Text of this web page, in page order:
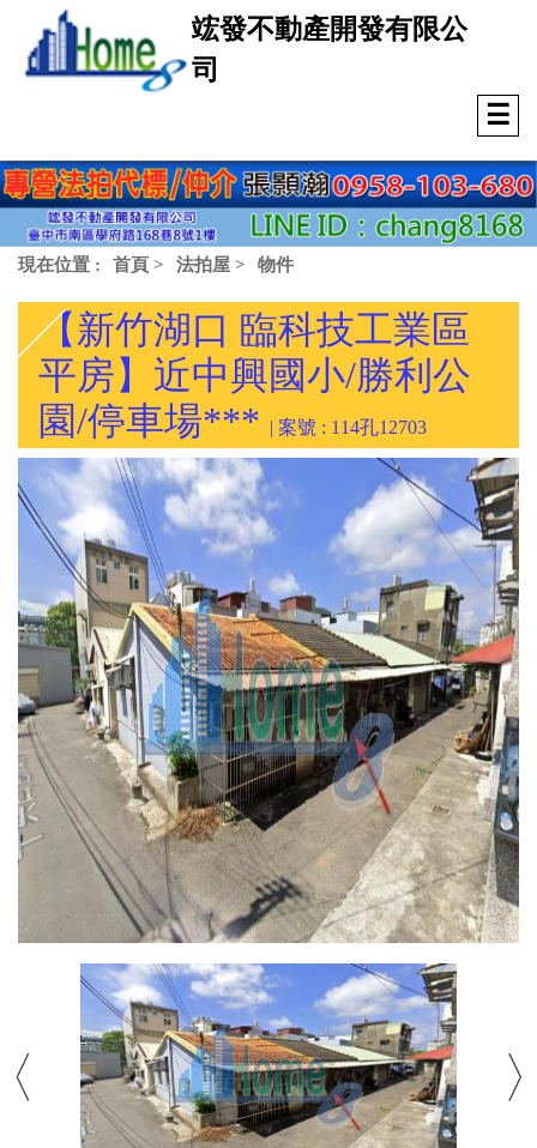
竤發不動產開發有限公
司
☰
現在位置 : 首頁 > 法拍屋 > 物件
【新竹湖口 臨科技工業區
平房】近中興國小/勝利公
園/停車場*** | 案號 : 114孔12703